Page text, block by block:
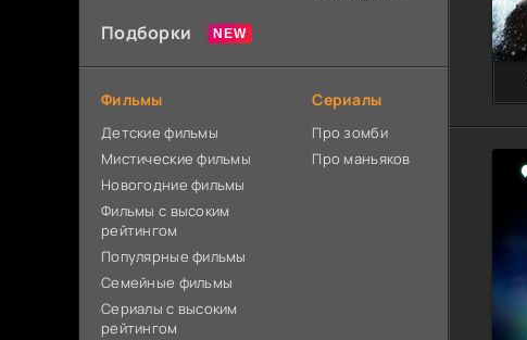
Подборки
Фильмы
Детские фильмы
Мистические фильмы
Новогодние фильмы
Фильмы с высоким
рейтингом
Популярные фильмы
Семейные фильмы
Сериалы с высоким
рейтингом
Сериалы
Про зомби
Про маньяков